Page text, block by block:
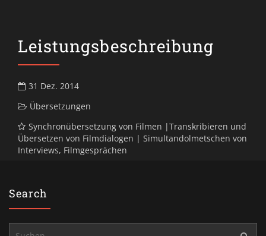
Leistungsbeschreibung
31 Dez. 2014
Übersetzungen
Synchronübersetzung von Filmen |Transkribieren und
Übersetzen von Filmdialogen | Simultandolmetschen von
Interviews, Filmgesprächen
Search